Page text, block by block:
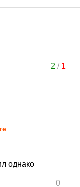
2 / 1
однако
0